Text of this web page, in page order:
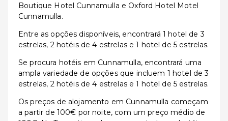
Boutique Hotel Cunnamulla e Oxford Hotel Motel
Cunnamulla.
Entre as opções disponíveis, encontrará 1 hotel de 3
estrelas, 2 hotéis de 4 estrelas e 1 hotel de 5 estrelas.
Se procura hotéis em Cunnamulla, encontrará uma
ampla variedade de opções que incluem 1 hotel de 3
estrelas, 2 hotéis de 4 estrelas e 1 hotel de 5 estrelas.
Os preços de alojamento em Cunnamulla começam
a partir de 100€ por noite, com um preço médio de